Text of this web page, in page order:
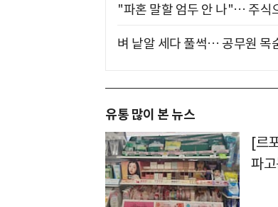
"파혼 말할 엄두 안 나"… 주식
벼 낱알 세다 풀썩… 공무원 목
유통 많이 본 뉴스
[르
파